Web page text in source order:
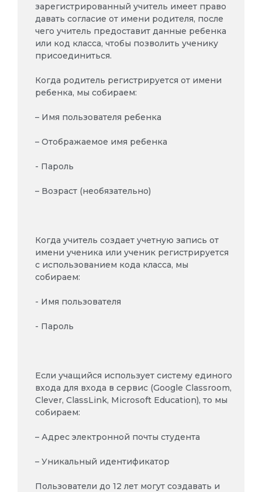
зарегистрированный учитель имеет право
давать согласие от имени родителя, после
чего учитель предоставит данные ребенка
или код класса, чтобы позволить ученику
присоединиться.
Когда родитель регистрируется от имени
ребенка, мы собираем:
– Имя пользователя ребенка
– Отображаемое имя ребенка
- Пароль
– Возраст (необязательно)
Когда учитель создает учетную запись от
имени ученика или ученик регистрируется
с использованием кода класса, мы
собираем:
- Имя пользователя
- Пароль
Если учащийся использует систему единого
входа для входа в сервис (Google Classroom,
Clever, ClassLink, Microsoft Education), то мы
собираем:
– Адрес электронной почты студента
– Уникальный идентификатор
Пользователи до 12 лет могут создавать и